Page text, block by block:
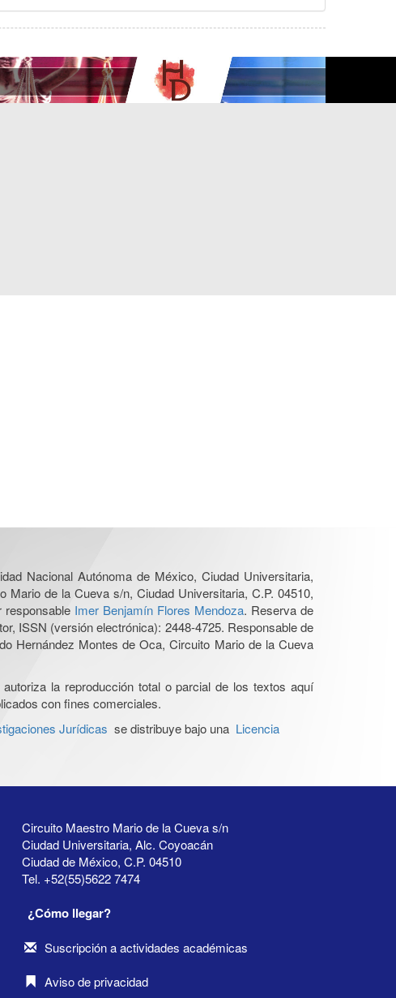
Nacional Autónoma de México, Ciudad Universitaria,
de la Cueva s/n, Ciudad Universitaria, C.P. 04510,
responsable Imer Benjamín Flores Mendoza. Reserva de
ISSN (versión electrónica): 2448-4725. Responsable de
Hernández Montes de Oca, Circuito Mario de la Cueva
la reproducción total o parcial de los textos aquí
con fines comerciales.
Jurídicas se distribuye bajo una Licencia
Circuito Maestro Mario de la Cueva s/n
Ciudad Universitaria, Alc. Coyoacán
Ciudad de México, C.P. 04510
Tel. +52(55)5622 7474
¿Cómo llegar?
Suscripción a actividades académicas
Aviso de privacidad